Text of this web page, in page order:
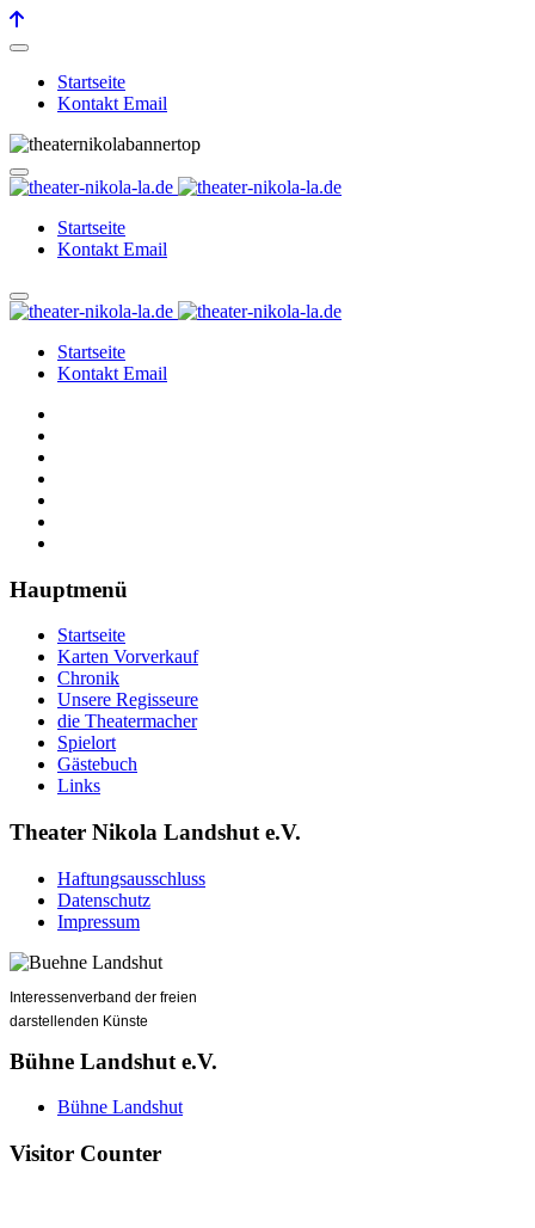
Startseite
Kontakt Email
Startseite
Kontakt Email
Startseite
Kontakt Email
Hauptmenü
Startseite
Karten Vorverkauf
Chronik
Unsere Regisseure
die Theatermacher
Spielort
Gästebuch
Links
Theater Nikola Landshut e.V.
Haftungsausschluss
Datenschutz
Impressum
Interessenverband der freien
darstellenden Künste
Bühne Landshut e.V.
Bühne Landshut
Visitor Counter